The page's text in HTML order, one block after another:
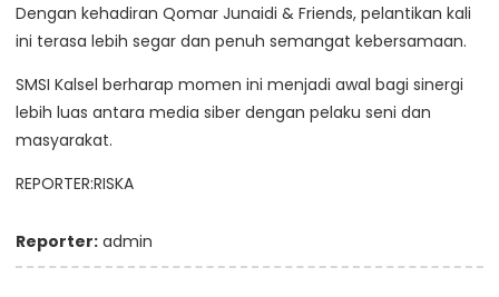
Dengan kehadiran Qomar Junaidi & Friends, pelantikan kali
ini terasa lebih segar dan penuh semangat kebersamaan.
SMSI Kalsel berharap momen ini menjadi awal bagi sinergi
lebih luas antara media siber dengan pelaku seni dan
masyarakat.
REPORTER:RISKA
Reporter: admin